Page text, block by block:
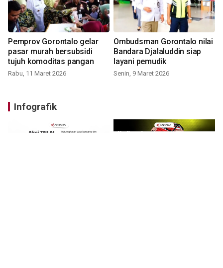
Pemprov Gorontalo gelar
pasar murah bersubsidi
tujuh komoditas pangan
Rabu, 11 Maret 2026
Ombudsman Gorontalo nilai
Bandara Djalaluddin siap
layani pemudik
Senin, 9 Maret 2026
Infografik